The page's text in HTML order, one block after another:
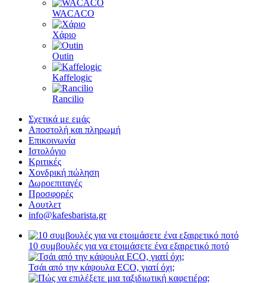
WACACO
Χάριο
Outin
Kaffelogic
Rancilio
Σχετικά με εμάς
Αποστολή και πληρωμή
Επικοινωνία
Ιστολόγιο
Κριτικές
Χονδρική πώληση
Δωροεπιταγές
Προσφορές
Αουτλετ
info@kafesbarista.gr
10 συμβουλές για να ετοιμάσετε ένα εξαιρετικό ποτό
Τσάι από την κάψουλα ECO, γιατί όχι;